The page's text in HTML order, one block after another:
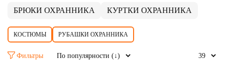
БРЮКИ ОХРАННИКА КУРТКИ ОХРАННИКА
КОСТЮМЫ РУБАШКИ ОХРАННИКА
Фильтры